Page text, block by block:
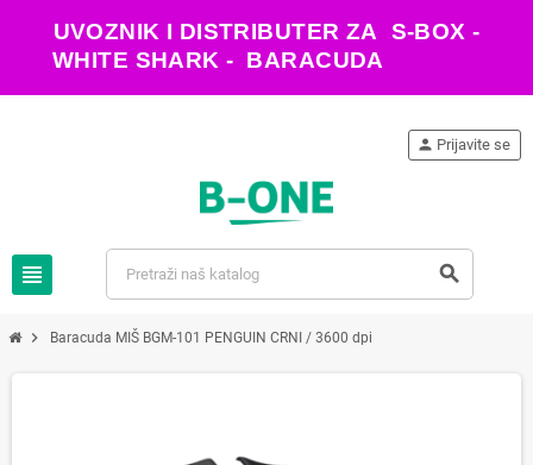
UVOZNIK I DISTRIBUTER ZA S-BOX -
WHITE SHARK - BARACUDA
view_headline search
person Prijavite se
chevron_right Baracuda MIŠ BGM-101 PENGUIN CRNI / 3600 dpi